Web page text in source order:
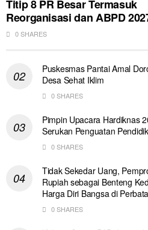
Titip 8 PR Besar Termasuk
Reorganisasi dan ABPD
0 SHARES
Puskesmas Pantai Amal
Desa Sehat Iklim
0 SHARES
Pimpin Upacara Hardiknas
Serukan Penguatan
0 SHARES
Tidak Sekedar Uang,
Rupiah sebagai Benteng
Harga Diri Bangsa di
0 SHARES